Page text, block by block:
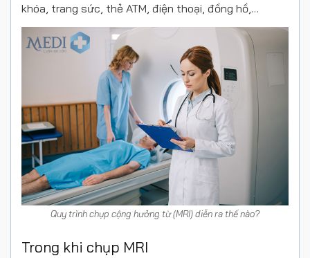
khóa, trang sức, thẻ ATM, điện thoại, đồng hồ,…
Quy trình chụp cộng hưởng từ (MRI) diễn ra thế nào?
Trong khi chụp MRI